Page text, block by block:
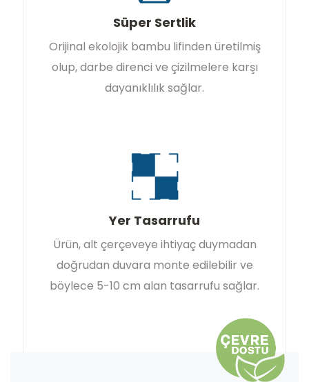
Süper Sertlik
Orijinal ekolojik bambu lifinden üretilmiş
olup, darbe direnci ve çizilmelere karşı
dayanıklılık sağlar.
Yer Tasarrufu
Ürün, alt çerçeveye ihtiyaç duymadan
doğrudan duvara monte edilebilir ve
böylece 5-10 cm alan tasarrufu sağlar.